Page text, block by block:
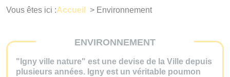
Vous êtes ici :Accueil > Environnement
ENVIRONNEMENT
"Igny ville nature" est une devise de la Ville depuis
plusieurs années. Igny est un véritable poumon